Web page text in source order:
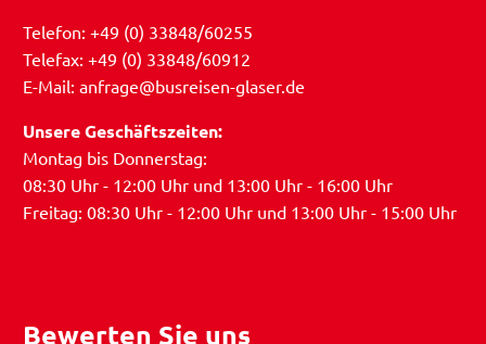
Telefon: +49 (0) 33848/60255
Telefax: +49 (0) 33848/60912
E-Mail: anfrage@busreisen-glaser.de
Unsere Geschäftszeiten:
Montag bis Donnerstag:
08:30 Uhr - 12:00 Uhr und 13:00 Uhr - 16:00 Uhr
Freitag: 08:30 Uhr - 12:00 Uhr und 13:00 Uhr - 15:00 Uhr
Bewerten Sie uns